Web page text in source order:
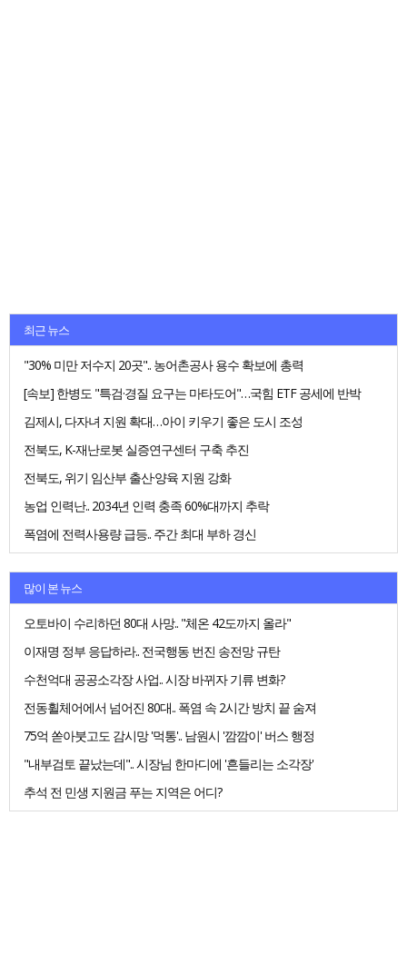
최근 뉴스
"30% 미만 저수지 20곳".. 농어촌공사 용수 확보에 총력
[속보] 한병도 "특검·경질 요구는 마타도어"…국힘 ETF 공세에 반박
김제시, 다자녀 지원 확대…아이 키우기 좋은 도시 조성
전북도, K-재난로봇 실증연구센터 구축 추진
전북도, 위기 임산부 출산·양육 지원 강화
농업 인력난.. 2034년 인력 충족 60%대까지 추락
폭염에 전력사용량 급등.. 주간 최대 부하 경신
많이 본 뉴스
오토바이 수리하던 80대 사망.. "체온 42도까지 올라"
이재명 정부 응답하라.. 전국행동 번진 송전망 규탄
수천억대 공공소각장 사업.. 시장 바뀌자 기류 변화?
전동휠체어에서 넘어진 80대.. 폭염 속 2시간 방치 끝 숨져
75억 쏟아붓고도 감시망 '먹통'.. 남원시 '깜깜이' 버스 행정
"내부검토 끝났는데".. 시장님 한마디에 '흔들리는 소각장'
추석 전 민생 지원금 푸는 지역은 어디?